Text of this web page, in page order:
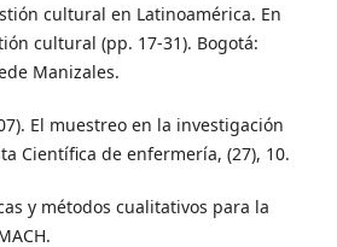
cultural en Latinoamérica. En
cultural (pp. 17-31). Bogotá:
Manizales.
El muestreo en la investigación
Científica de enfermería, (27), 10.
y métodos cualitativos para la